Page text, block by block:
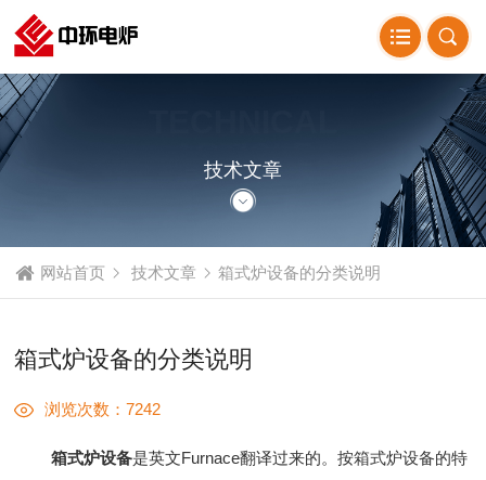
ARTICLE
技术文章
网站首页 技术文章 箱式炉设备的分类说明
箱式炉设备的分类说明
浏览次数：7242
箱式炉设备是英文Furnace翻译过来的。按箱式炉设备的特